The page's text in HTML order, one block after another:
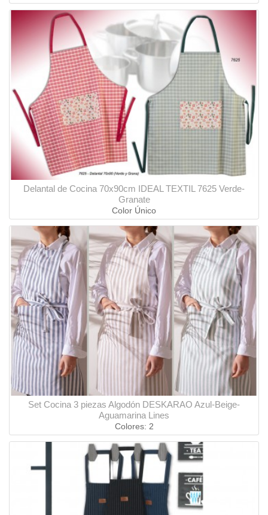
Delantal de Cocina 70x90cm IDEAL TEXTIL 7625 Verde-
Granate
Color Único
Set Cocina 3 piezas Algodón DESKARAO Azul-Beige-
Aguamarina Lines
Colores: 2